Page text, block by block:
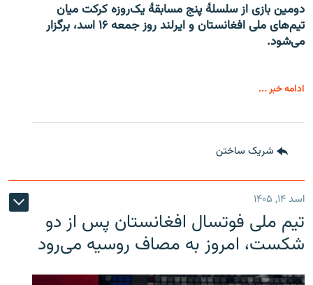
دومین بازی از سلسلۀ پنج مسابقۀ یک‌روزه کرکت میان
تیم‌های ملی افغانستان و ایرلند روز جمعه ۱۶ اسد، برگزار
می‌شود.
ادامه خبر ...
شریک ساختن
اسد ۱۴, ۱۴۰۵
تیم ملی فوتسال افغانستان پس از دو
شکست، امروز به مصاف روسیه می‌رود